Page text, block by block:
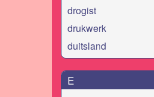
drogist
drukwerk
duitsland
E